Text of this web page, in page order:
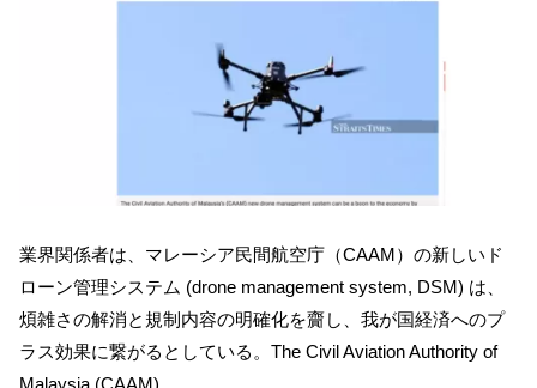
業界関係者は、マレーシア民間航空庁（CAAM）の新しいド
ローン管理システム (drone management system, DSM) は、
煩雑さの解消と規制内容の明確化を齎し、我が国経済へのプ
ラス効果に繋がるとしている。The Civil Aviation Authority of